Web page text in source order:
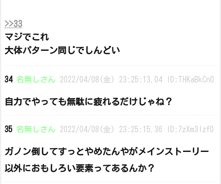
>>33
マジでこれ
大体パターン同じでしんどい
34 名無しさん 2022/04/08(金) 23:25:13.04 ID:THKaBkCn0
自力でやっても無駄に疲れるだけじゃね？
35 名無しさん 2022/04/08(金) 23:25:15.36 ID:7zXm3Izf0
ガノン倒してすっとやめたんやがメインストーリー
以外におもしろい要素ってあるんか？